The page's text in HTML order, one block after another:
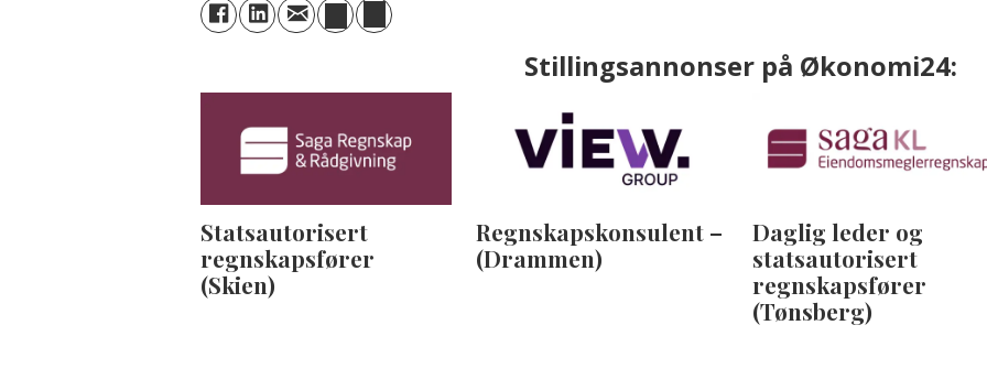
Stillingsannonser på Økonomi24:
Statsautorisert
regnskapsfører
(Skien)
Regnskapskonsulent –
(Drammen)
Daglig leder og
statsautorisert
regnskapsfører
(Tønsberg)